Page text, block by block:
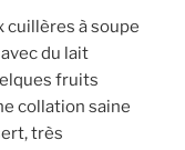
cuillères à soupe
du lait
fruits
collation saine
très